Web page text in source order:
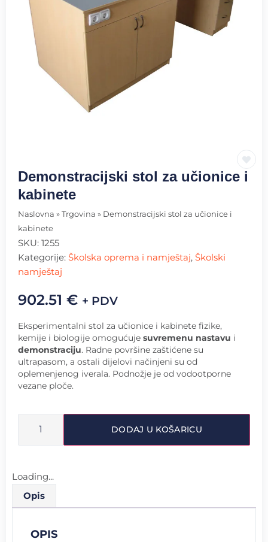
Demonstracijski stol za učionice i
kabinete
Naslovna » Trgovina » Demonstracijski stol za učionice i
kabinete
SKU: 1255
Kategorije: Školska oprema i namještaj, Školski
namještaj
902.51 € + PDV
Eksperimentalni stol za učionice i kabinete fizike,
kemije i biologije omogućuje suvremenu nastavu i
demonstraciju. Radne površine zaštićene su
ultrapasom, a ostali dijelovi načinjeni su od
oplemenjenog iverala. Podnožje je od vodootporne
vezane ploče.
DODAJ U KOŠARICU
Loading...
Opis
OPIS